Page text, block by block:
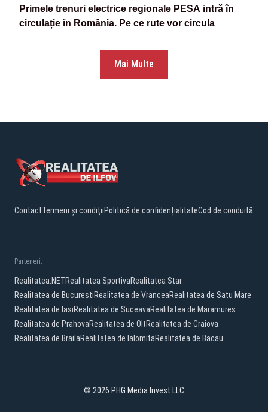
Primele trenuri electrice regionale PESA intră în
circulație în România. Pe ce rute vor circula
Mai Multe
ContactTermeni și condițiiPolitică de confidențialitateCod de conduită
Parteneri:
Realitatea.NETRealitatea SportivaRealitatea Star
Realitatea de BucurestiRealitatea de VranceaRealitatea de Satu Mare
Realitatea de IasiRealitatea de SuceavaRealitatea de Maramures
Realitatea de PrahovaRealitatea de OltRealitatea de Craiova
Realitatea de BrailaRealitatea de IalomitaRealitatea de Bacau
© 2026 PHG Media Invest LLC